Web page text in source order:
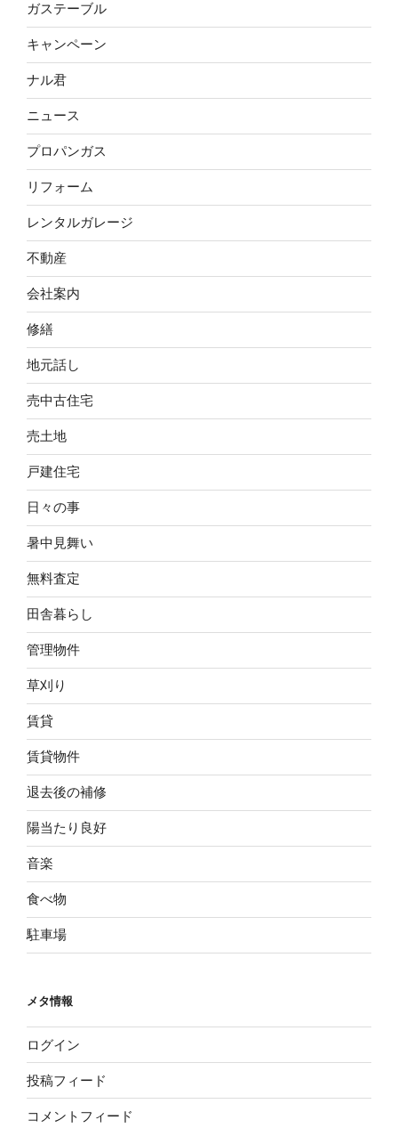
ガステーブル
キャンペーン
ナル君
ニュース
プロパンガス
リフォーム
レンタルガレージ
不動産
会社案内
修繕
地元話し
売中古住宅
売土地
戸建住宅
日々の事
暑中見舞い
無料査定
田舎暮らし
管理物件
草刈り
賃貸
賃貸物件
退去後の補修
陽当たり良好
音楽
食べ物
駐車場
メタ情報
ログイン
投稿フィード
コメントフィード